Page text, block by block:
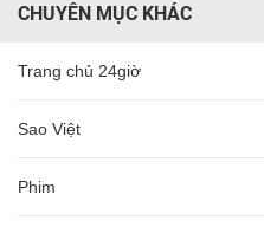
CHUYÊN MỤC KHÁC
Trang chủ 24giờ
Sao Việt
Phim